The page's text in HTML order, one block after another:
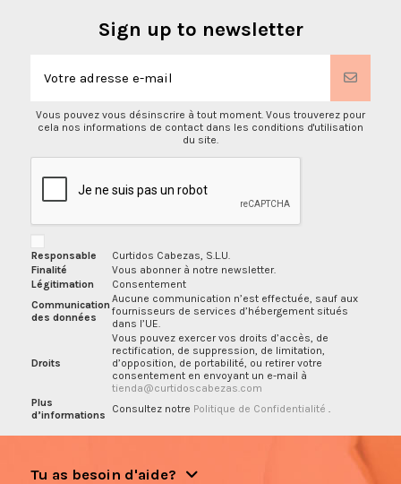
Sign up to newsletter
Vous pouvez vous désinscrire à tout moment. Vous trouverez pour
cela nos informations de contact dans les conditions d'utilisation
du site.
Responsable
Curtidos Cabezas, S.L.U.
Finalité
Vous abonner à notre newsletter.
Légitimation
Consentement
Communication
des données
Aucune communication n’est effectuée, sauf aux
fournisseurs de services d’hébergement situés
dans l’UE.
Droits
Vous pouvez exercer vos droits d’accès, de
rectification, de suppression, de limitation,
d’opposition, de portabilité, ou retirer votre
consentement en envoyant un e-mail à
tienda@curtidoscabezas.com
Plus
d’informations
Consultez notre Politique de Confidentialité .
Tu as besoin d'aide?